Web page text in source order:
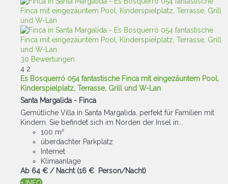
30 Bewertungen
4 2
Es Bosquerró 054 fantastische Finca mit eingezäuntem Pool,
Kinderspielplatz, Terrasse, Grill und W-Lan
Santa Margalida - Finca
Gemütliche Villa in Santa Margalida, perfekt für Familien mit
Kindern. Sie befindet sich im Norden der Insel in...
100 m²
überdachter Parkplatz
Internet
Klimaanlage
Ab 64 € / Nacht (16 € Person/Nacht)